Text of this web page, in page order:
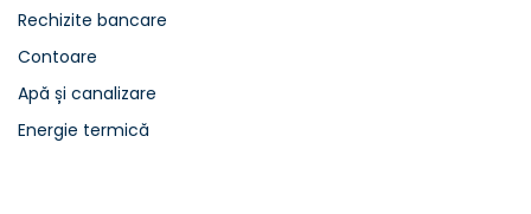
Rechizite bancare
Contoare
Apă și canalizare
Energie termică